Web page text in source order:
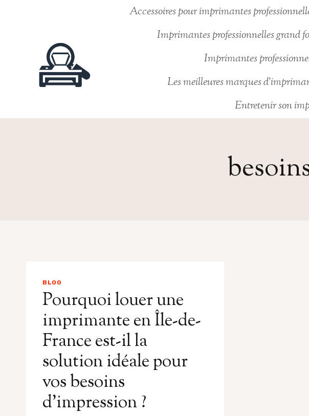
Accessoires pour imprimantes
Imprimantes professionnelles grand
Imprimantes
Les meilleures marques
Entretenir son
BLOG
Pourquoi louer une
imprimante en Île-de-
France est-il la
solution idéale pour
vos besoins
d’impression ?